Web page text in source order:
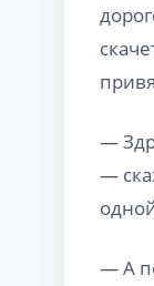
—
—
— А